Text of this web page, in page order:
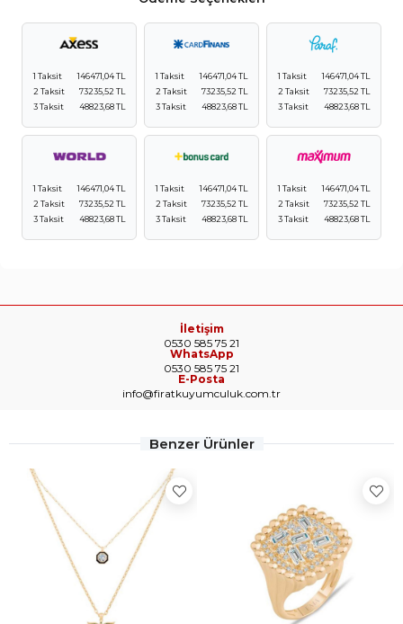
1 Taksit
146471,04 TL
2 Taksit
73235,52 TL
3 Taksit
48823,68 TL
1 Taksit
146471,04 TL
2 Taksit
73235,52 TL
3 Taksit
48823,68 TL
1 Taksit
146471,04 TL
2 Taksit
73235,52 TL
3 Taksit
48823,68 TL
1 Taksit
146471,04 TL
2 Taksit
73235,52 TL
3 Taksit
48823,68 TL
1 Taksit
146471,04 TL
2 Taksit
73235,52 TL
3 Taksit
48823,68 TL
1 Taksit
146471,04 TL
2 Taksit
73235,52 TL
3 Taksit
48823,68 TL
İletişim
0530 585 75 21
WhatsApp
0530 585 75 21
E-Posta
info@firatkuyumculuk.com.tr
Benzer Ürünler